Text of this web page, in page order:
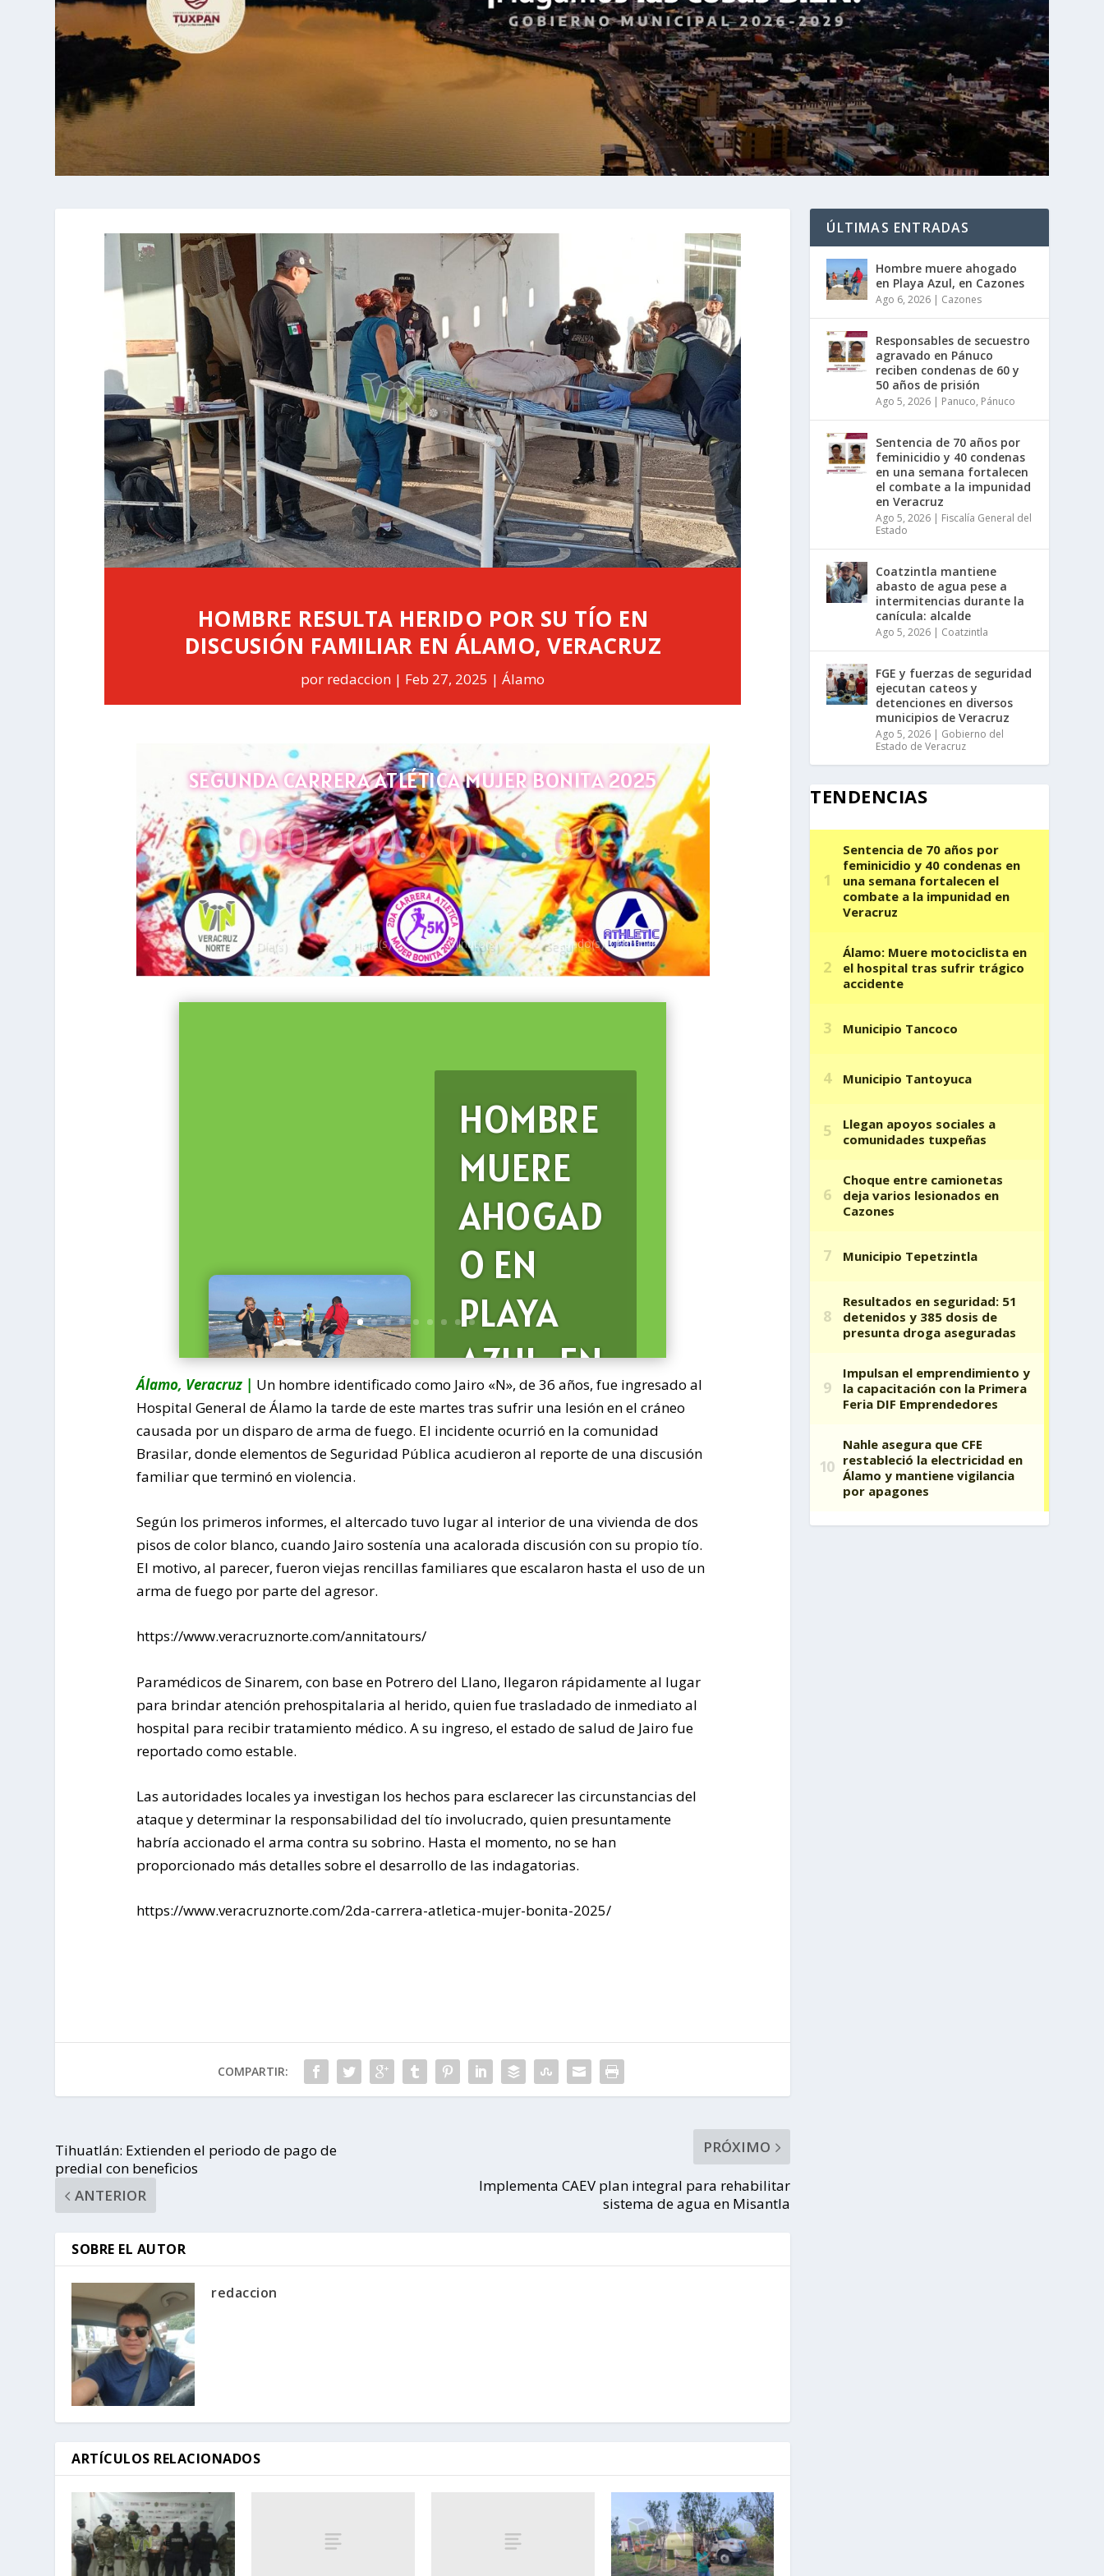
HOMBRE RESULTA HERIDO POR SU TÍO EN
DISCUSIÓN FAMILIAR EN ÁLAMO, VERACRUZ
por redaccion Feb 27, 2025 Álamo
SEGUNDA CARRERA ATLÉTICA MUJER BONITA 2025
000
Día(s)
: 00
Hora(s)
: 00
Minuto(s)
: 00
Segundo(s)
HOMBRE
MUERE
AHOGAD
O EN
PLAYA
AZUL, EN
CAZONES
Un hombre perdió la vida
Playa Azul, perteneciente
a este municipio.
Álamo, Veracruz | Un hombre identificado como Jairo «N», de 36 años, fue ingresado al
Hospital General de Álamo la tarde de este martes tras sufrir una lesión en el cráneo
causada por un disparo de arma de fuego. El incidente ocurrió en la comunidad
Brasilar, donde elementos de Seguridad Pública acudieron al reporte de una discusión
familiar que terminó en violencia.
Según los primeros informes, el altercado tuvo lugar al interior de una vivienda de dos
pisos de color blanco, cuando Jairo sostenía una acalorada discusión con su propio tío.
El motivo, al parecer, fueron viejas rencillas familiares que escalaron hasta el uso de un
arma de fuego por parte del agresor.
https://www.veracruznorte.com/annitatours/
Paramédicos de Sinarem, con base en Potrero del Llano, llegaron rápidamente al lugar
para brindar atención prehospitalaria al herido, quien fue trasladado de inmediato al
hospital para recibir tratamiento médico. A su ingreso, el estado de salud de Jairo fue
reportado como estable.
Las autoridades locales ya investigan los hechos para esclarecer las circunstancias del
ataque y determinar la responsabilidad del tío involucrado, quien presuntamente
habría accionado el arma contra su sobrino. Hasta el momento, no se han
proporcionado más detalles sobre el desarrollo de las indagatorias.
https://www.veracruznorte.com/2da-carrera-atletica-mujer-bonita-2025/
COMPARTIR:
Tihuatlán: Extienden el periodo de pago de
predial con beneficios
ANTERIOR
PRÓXIMO
Implementa CAEV plan integral para rehabilitar
sistema de agua en Misantla
SOBRE EL AUTOR
redaccion
ARTÍCULOS RELACIONADOS
ÚLTIMAS ENTRADAS
Hombre muere ahogado
en Playa Azul, en Cazones
Ago 6, 2026 | Cazones
Responsables de secuestro
agravado en Pánuco
reciben condenas de 60 y
50 años de prisión
Ago 5, 2026 | Panuco, Pánuco
Sentencia de 70 años por
feminicidio y 40 condenas
en una semana fortalecen
el combate a la impunidad
en Veracruz
Ago 5, 2026 | Fiscalía General del
Estado
Coatzintla mantiene
abasto de agua pese a
intermitencias durante la
canícula: alcalde
Ago 5, 2026 | Coatzintla
FGE y fuerzas de seguridad
ejecutan cateos y
detenciones en diversos
municipios de Veracruz
Ago 5, 2026 | Gobierno del
Estado de Veracruz
TENDENCIAS